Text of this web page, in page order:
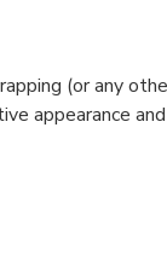
(or any
appearance